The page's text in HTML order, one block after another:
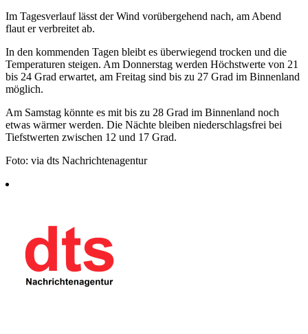
Im Tagesverlauf lässt der Wind vorübergehend nach, am Abend
flaut er verbreitet ab.
In den kommenden Tagen bleibt es überwiegend trocken und die
Temperaturen steigen. Am Donnerstag werden Höchstwerte von 21
bis 24 Grad erwartet, am Freitag sind bis zu 27 Grad im Binnenland
möglich.
Am Samstag könnte es mit bis zu 28 Grad im Binnenland noch
etwas wärmer werden. Die Nächte bleiben niederschlagsfrei bei
Tiefstwerten zwischen 12 und 17 Grad.
Foto: via dts Nachrichtenagentur